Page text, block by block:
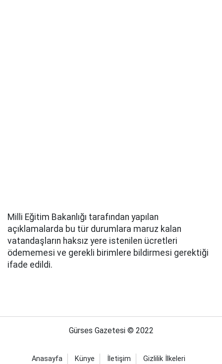
Milli Eğitim Bakanlığı tarafından yapılan
açıklamalarda bu tür durumlara maruz kalan
vatandaşların haksız yere istenilen ücretleri
ödememesi ve gerekli birimlere bildirmesi gerektiği
ifade edildi.
Gürses Gazetesi © 2022
Anasayfa Künye İletişim Gizlilik İlkeleri